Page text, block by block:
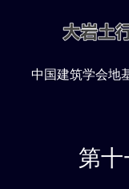
中国建筑学会地
第